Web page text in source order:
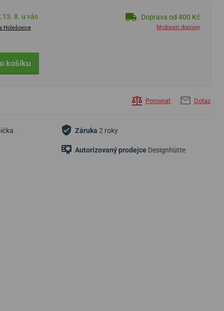
13. 8. u vás
Holešovice
Doprava od 400 Kč
Možnosti dopravy
košíku
Porovnat Dotaz
Záruka 2 roky
Autorizovaný prodejce Designhütte